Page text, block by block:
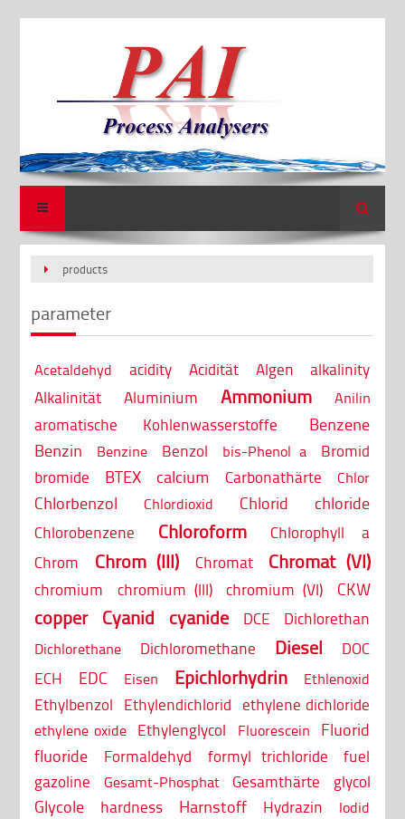
Search
products
parameter
Acetaldehyd acidity Acidität Algen
alkalinity
Alkalinität
Aluminium Ammonium Anilin
aromatische Kohlenwasserstoffe
Benzene
Benzin
Benzine Benzol bis-Phenol a
Bromid
bromide
BTEX calcium Carbonathärte Chlor
Chlorbenzol Chlordioxid Chlorid chloride
Chlorobenzene Chloroform
Chlorophyll a
Chrom
Chrom (III) Chromat Chromat (VI)
chromium chromium (III) chromium (VI) CKW
copper Cyanid cyanide DCE Dichlorethan
Dichlorethane Dichloromethane Diesel
DOC
ECH
EDC Eisen Epichlorhydrin Ethlenoxid
Ethylbenzol Ethylendichlorid ethylene dichloride
ethylene oxide Ethylenglycol Fluorescein
Fluorid
fluoride
Formaldehyd formyl trichloride
fuel
gazoline
Gesamt-Phosphat Gesamthärte glycol
Glycole hardness Harnstoff Hydrazin
Iodid